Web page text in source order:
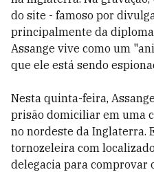
do site - famoso por
principalmente da
Assange vive como um
que ele está sendo
Nesta quinta-feira,
prisão domiciliar em uma
no nordeste da Inglaterra.
tornozeleira com
delegacia para comprovar